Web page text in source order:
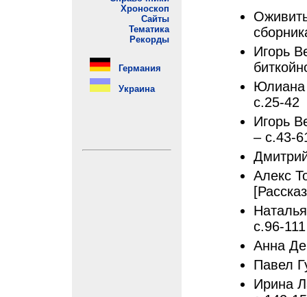
Игорь
Юлиана
с.25-42
Игорь
– с.43-
Алекс
с.96-111
Анна
Павел
Ирина